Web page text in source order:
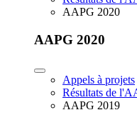
AAPG 2020
AAPG 2020
Appels à projets
Résultats de
AAPG 2019